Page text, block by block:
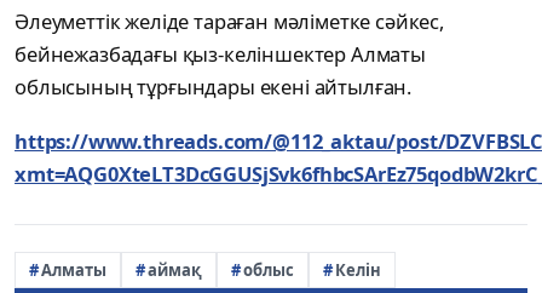
Әлеуметтік желіде тараған мәліметке сәйкес,
бейнежазбадағы қыз-келіншектер Алматы
облысының тұрғындары екені айтылған.
https://www.threads.com/@112_aktau/post/
Алматы аймақ облыс Келін